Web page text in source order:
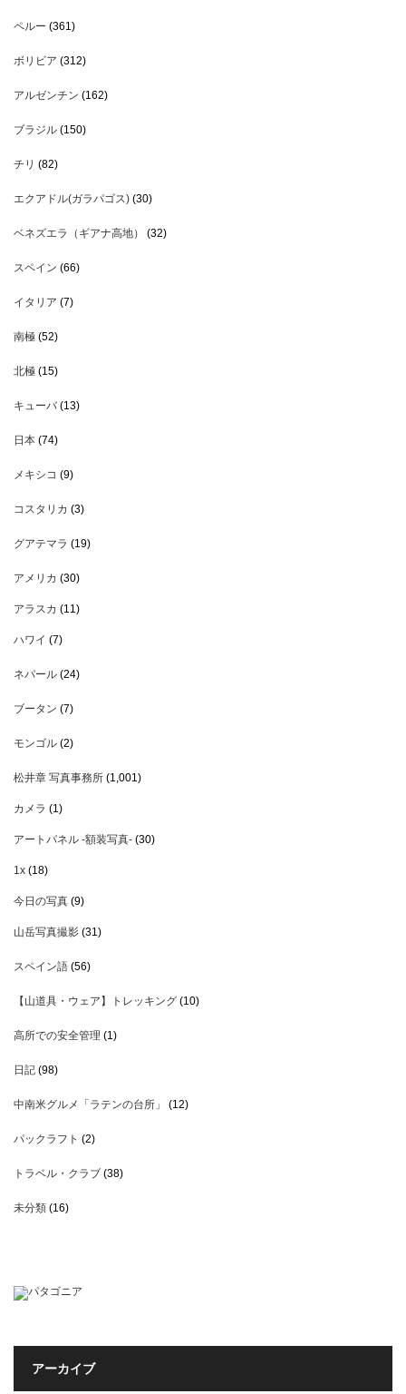
ペルー (361)
ボリビア (312)
アルゼンチン (162)
ブラジル (150)
チリ (82)
エクアドル(ガラパゴス) (30)
ベネズエラ（ギアナ高地） (32)
スペイン (66)
イタリア (7)
南極 (52)
北極 (15)
キューバ(13)
日本 (74)
メキシコ (9)
コスタリカ (3)
グアテマラ (19)
アメリカ (30)
アラスカ (11)
ハワイ (7)
ネパール (24)
ブータン (7)
モンゴル (2)
松井章 写真事務所 (1,001)
カメラ (1)
アートパネル -額装写真- (30)
1x (18)
今日の写真 (9)
山岳写真撮影 (31)
スペイン語 (56)
【山道具・ウェア】トレッキング (10)
高所での安全管理 (1)
日記 (98)
中南米グルメ「ラテンの台所」 (12)
パックラフト (2)
トラベル・クラブ (38)
未分類 (16)
アーカイブ